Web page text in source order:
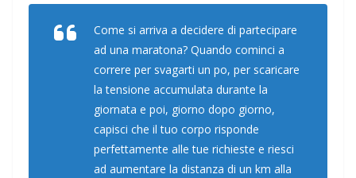
Come si arriva a decidere di partecipare
ad una maratona? Quando cominci a
correre per svagarti un po, per scaricare
la tensione accumulata durante la
giornata e poi, giorno dopo giorno,
capisci che il tuo corpo risponde
perfettamente alle tue richieste e riesci
ad aumentare la distanza di un km alla